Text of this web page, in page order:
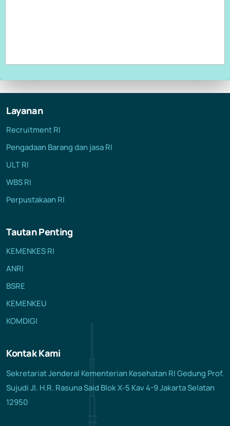
23 Feb 2024 Berita
Biro Umum
RSUP dr. M. Djamil Padang meluncurkan inovasi terbarunya ...
20 Feb 2024
Penandatanganan MOU dengan ERIA ...
23 Feb 2024
Layanan
Recruitment RI
Pengadaan Barang dan jasa RI
ULT RI
WBS RI
Perpustakaan RI
Tautan Penting
KEMENKES RI
ANRI
BSRE
KEMENKEU
KOMDIGI
Kontak Kami
Sekretariat Jenderal Kementerian Kesehatan RI Gedung Prof.
Sujudi Jl. H.R. Rasuna Said Blok X-5 Kav 4-9 Jakarta Selatan
12950